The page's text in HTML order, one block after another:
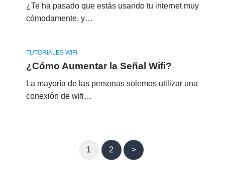
¿Te ha pasado que estás usando tu internet muy
cómodamente, y…
TUTORIALES WIFI
¿Cómo Aumentar la Señal Wifi?
La mayoría de las personas solemos utilizar una
conexión de wifi…
1 2 >